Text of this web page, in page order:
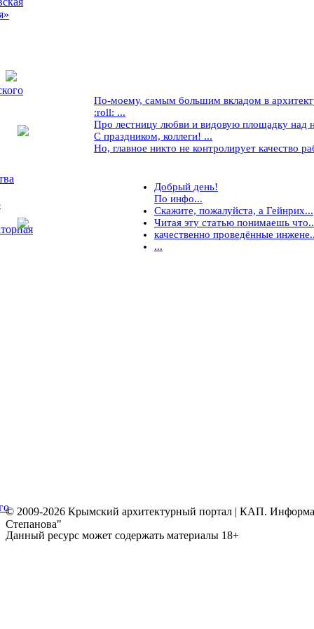
По-моему, самым большим вкладом в
:roll: ...
Про лестницу любви и видовую площадку над
С праздником, коллеги! ...
Но, главное никто не контролирует качество
Добрый день!
По инфо...
Скажите, пожалуйста, а Гейнрих...
Читая эту статью понимаешь
качественно проведённые
...
© 2009-2026 Крымский архитектурный портал | КАП.
Степанова"
Данный ресурс может содержать материалы 18+